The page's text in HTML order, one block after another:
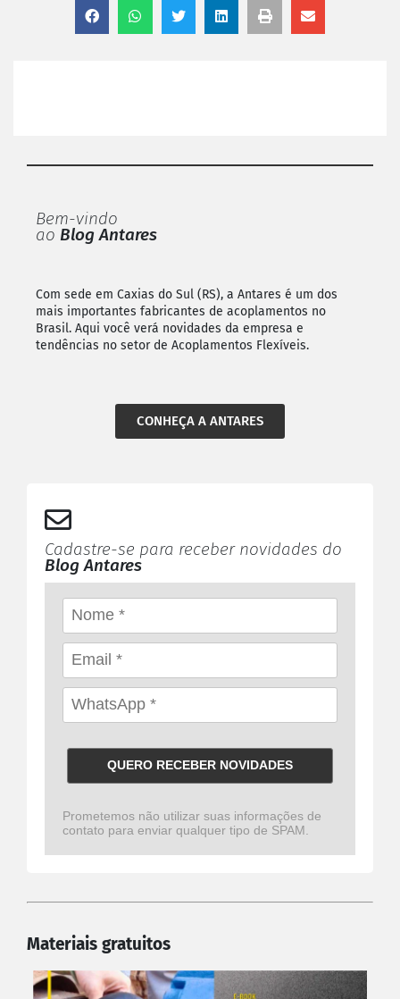
Bem-vindo
ao Blog Antares
Com sede em Caxias do Sul (RS), a Antares é um dos
mais importantes fabricantes de acoplamentos no
Brasil. Aqui você verá novidades da empresa e
tendências no setor de Acoplamentos Flexíveis.
CONHEÇA A ANTARES
Cadastre-se para receber novidades do
Blog Antares
QUERO RECEBER NOVIDADES
Prometemos não utilizar suas informações de
contato para enviar qualquer tipo de SPAM.
Materiais gratuitos